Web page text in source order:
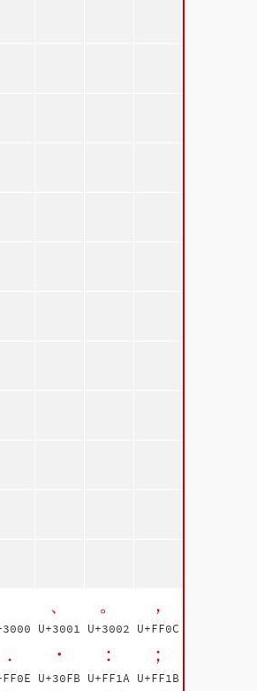
、
U+3001
。
U+3002
，
U+FF0C
． ・
U+30FB
：
U+FF1A
；
U+FF1B